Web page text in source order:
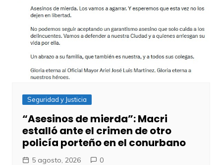
Seguridad y Justicia
“Asesinos de mierda”: Macri
estalló ante el crimen de otro
policía porteño en el conurbano
5 agosto, 2026 0